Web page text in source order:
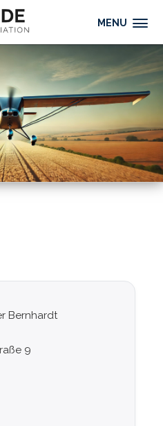
MENU
Bernhardt
9